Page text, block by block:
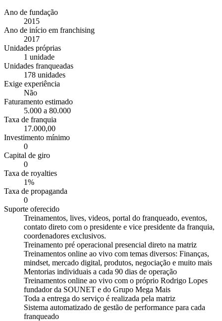
Ano de fundação
2015
Ano de início em franchising
2017
Unidades próprias
1 unidade
Unidades franqueadas
178 unidades
Exige experiência
Não
Faturamento estimado
5.000 a 80.000
Taxa de franquia
17.000,00
Investimento mínimo
0
Capital de giro
0
Taxa de royalties
1%
Taxa de propaganda
0
Suporte oferecido
Treinamentos, lives, videos, portal do franqueado, eventos,
contato direto com o presidente e vice presidente da franquia,
coordenadores exclusivos.
Treinamento pré operacional presencial direto na matriz
Treinamentos online ao vivo com temas diversos: Finanças,
mindset, mercado digital, produtos, negociação e muito mais
Mentorias individuais a cada 90 dias de operação
Treinamentos online ao vivo com o próprio Rodrigo Lopes
fundador da SOUNET e do Grupo Mega Mais
Toda a entrega do serviço é realizada pela matriz
Sistema automatizado de gestão de performance para cada
franqueado